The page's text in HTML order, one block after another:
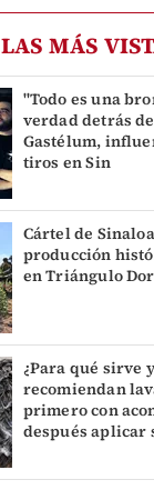
LAS MÁS
"Todo es una
verdad detrás
Gastélum,
tiros en Sin
Cártel de
producción
en Triángulo
¿Para qué sirve
recomiendan
primero con
después aplicar